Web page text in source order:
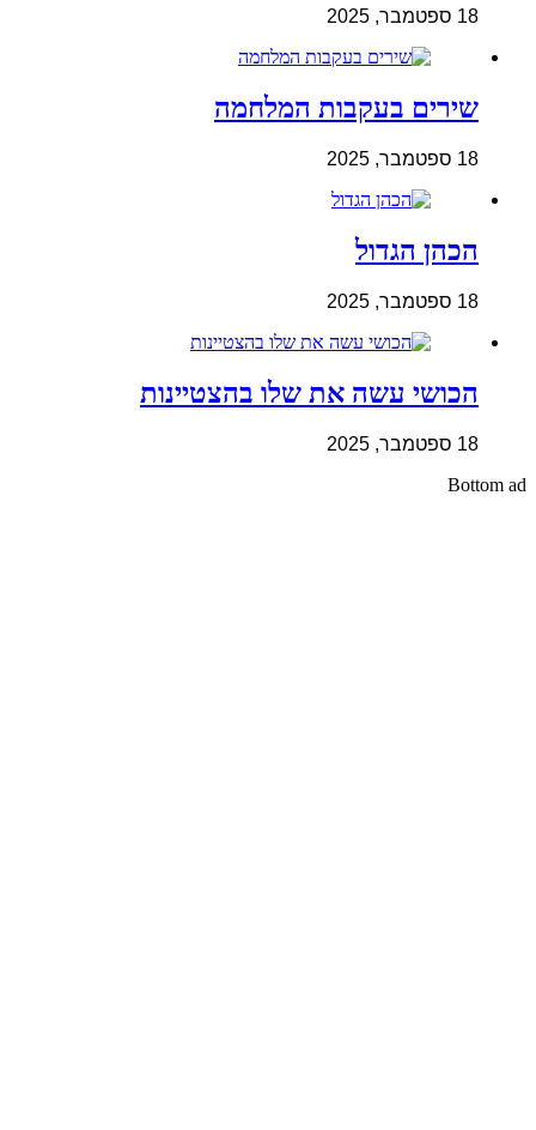
18 ספטמבר, 2025
שירים בעקבות המלחמה
18 ספטמבר, 2025
הכהן הגדול
18 ספטמבר, 2025
הכושי עשה את שלו בהצטיינות
18 ספטמבר, 2025
Bottom ad